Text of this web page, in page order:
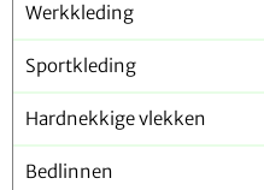
Werkkleding
Sportkleding
Hardnekkige vlekken
Bedlinnen